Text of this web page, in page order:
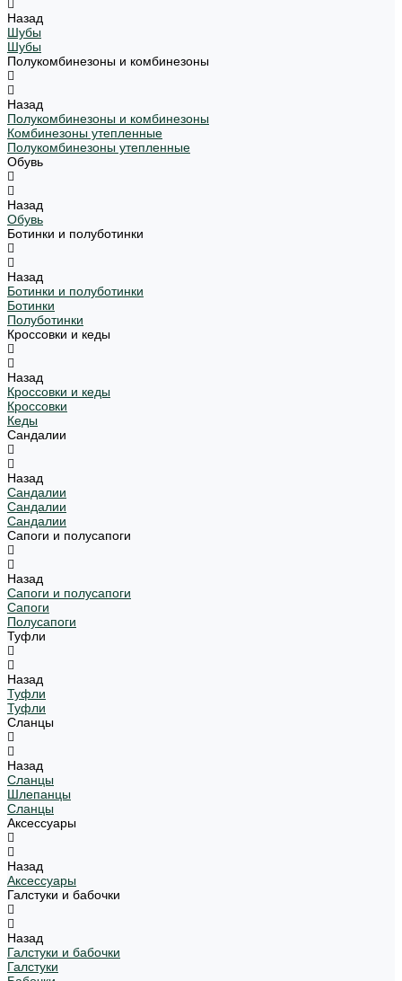
Назад
Шубы
Шубы
Полукомбинезоны и комбинезоны
Назад
Полукомбинезоны и комбинезоны
Комбинезоны утепленные
Полукомбинезоны утепленные
Обувь
Назад
Обувь
Ботинки и полуботинки
Назад
Ботинки и полуботинки
Ботинки
Полуботинки
Кроссовки и кеды
Назад
Кроссовки и кеды
Кроссовки
Кеды
Сандалии
Назад
Сандалии
Сандалии
Сандалии
Сапоги и полусапоги
Назад
Сапоги и полусапоги
Сапоги
Полусапоги
Туфли
Назад
Туфли
Туфли
Сланцы
Назад
Сланцы
Шлепанцы
Сланцы
Аксессуары
Назад
Аксессуары
Галстуки и бабочки
Назад
Галстуки и бабочки
Галстуки